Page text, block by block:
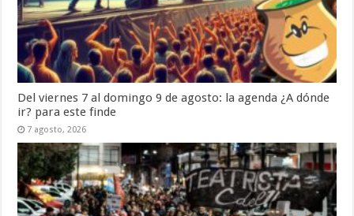
Del viernes 7 al domingo 9 de agosto: la agenda ¿A dónde
ir? para este finde
7 agosto, 2026